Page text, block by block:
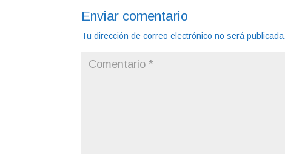
Enviar comentario
Tu dirección de correo electrónico no será publicada.